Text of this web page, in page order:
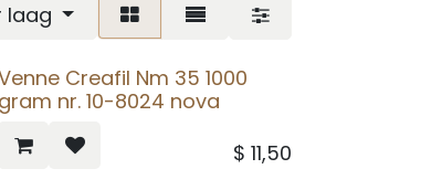
laag
Creafil Nm 35 1000
gram nr. 10-8024 nova
$ 11,50